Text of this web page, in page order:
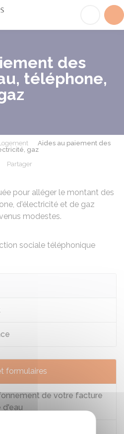
des
téléphone,
Aides au paiement des
gaz
Partager
pour alléger le montant des
d'électricité et de gaz
modestes.
sociale téléphonique
formulaires
de votre facture
d'eau